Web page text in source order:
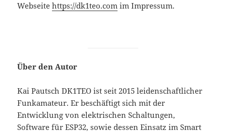
Webseitehttps://dk1teo.com im Impressum.
Über den Autor
Kai Pautsch DK1TEO ist seit 2015 leidenschaftlicher
Funkamateur. Er beschäftigt sich mit der
Entwicklung von elektrischen Schaltungen,
Software für ESP32, sowie dessen Einsatz im Smart